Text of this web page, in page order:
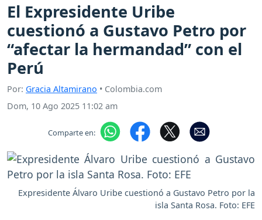
El Expresidente Uribe
cuestionó a Gustavo Petro por
“afectar la hermandad” con el
Perú
Por: Gracia Altamirano • Colombia.com
Dom, 10 Ago 2025 11:02 am
Comparte en:
Expresidente Álvaro Uribe cuestionó a Gustavo Petro por la
isla Santa Rosa. Foto: EFE